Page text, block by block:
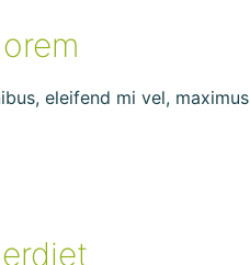
eleifend mi vel,